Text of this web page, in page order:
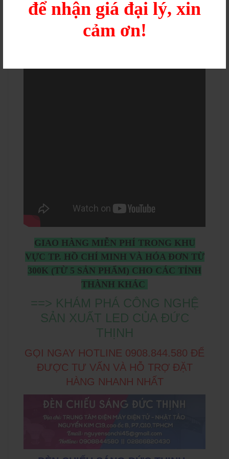
ĐÂY<<<
GIAO HÀNG MIỄN PHÍ TRONG KHU
VỰC TP. HỒ CHÍ MINH VÀ HÓA ĐƠN TỪ
300K (TỪ 5 SẢN PHẨM) CHO CÁC TỈNH
THÀNH KHÁC
==> KHÁM PHÁ CÔNG NGHỆ
SẢN XUẤT LED CỦA ĐỨC
THỊNH
GỌI NGAY HOTLINE 0908.844.580 ĐỂ
ĐƯỢC TƯ VẤN VÀ HỖ TRỢ ĐẶT
HÀNG NHANH NHẤT
để nhận giá đại lý, xin
cảm ơn!